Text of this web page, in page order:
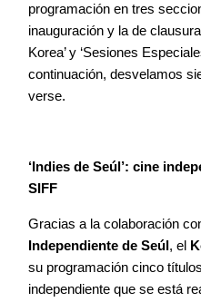
programación en tres
inauguración y la de
Korea’ y ‘Sesiones
continuación, desvelamos
verse.
‘Indies de Seúl’: cine
SIFF
Gracias a la colaboración
Independiente de Seúl, el
su programación cinco
independiente que se está